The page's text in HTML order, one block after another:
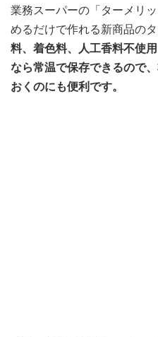
業務スーパーの「ターメリ
めるだけで作れる新商品の
料、着色料、人工香料不使
なら常温で保存できるので
おくのにも便利です。